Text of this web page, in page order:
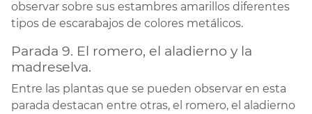
observar sobre sus estambres amarillos diferentes
tipos de escarabajos de colores metálicos.
Parada 9. El romero, el aladierno y la
madreselva.
Entre las plantas que se pueden observar en esta
parada destacan entre otras, el romero, el aladierno